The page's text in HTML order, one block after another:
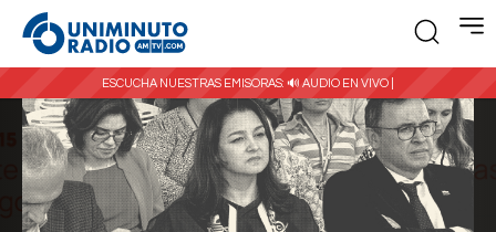
ESCUCHA NUESTRAS EMISORAS: 🔊 AUDIO EN VIVO |